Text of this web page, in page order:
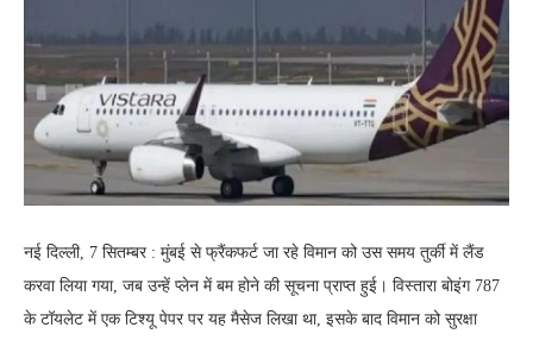
नई दिल्ली, 7 सितम्बर : मुंबई से फ्रैंकफर्ट जा रहे विमान को उस समय तुर्की में लैंड
करवा लिया गया, जब उन्हें प्लेन में बम होने की सूचना प्राप्त हुई। विस्तारा बोइंग 787
के टॉयलेट में एक टिश्यू पेपर पर यह मैसेज लिखा था, इसके बाद विमान को सुरक्षा